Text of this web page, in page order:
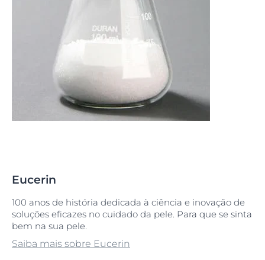
Eucerin
100 anos de história dedicada à ciência e inovação de
soluções eficazes no cuidado da pele. Para que se sinta
bem na sua pele.
Saiba mais sobre Eucerin